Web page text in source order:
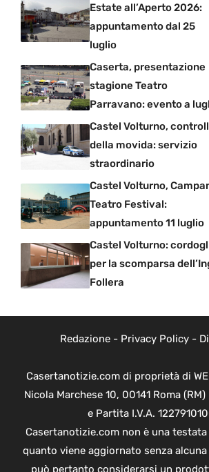
Estate all’Aperto 2026:
appuntamento dal 25
luglio
Caserta, presentazione
stagione Teatro
Parravano: evento a
Castel Volturno,
della movida: servizio
straordinario
Castel Volturno,
Teatro Festival:
appuntamento 11 luglio
Castel Volturno:
per la scomparsa
Follera
Redazione- Privacy Policy-
Casertanotizie.com di proprietà di
Nicola Marchese 10, 00141 Roma
e Partita I.V.A.
Casertanotizie.com non è una
quanto viene aggiornato senza
può pertanto considerarsi un